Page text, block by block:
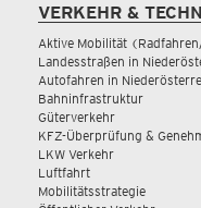
VERKEHR &
Aktive Mobilität
Landesstraßen in
Autofahren in
Bahninfrastruktur
Güterverkehr
KFZ-Überprüfung &
LKW Verkehr
Luftfahrt
Mobilitätsstrategie